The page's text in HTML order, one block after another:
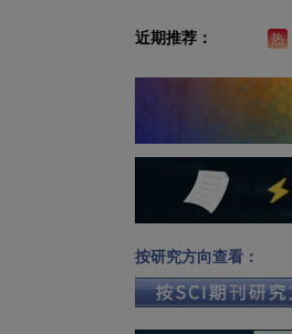
近期推荐： 热
按研究方向查看：